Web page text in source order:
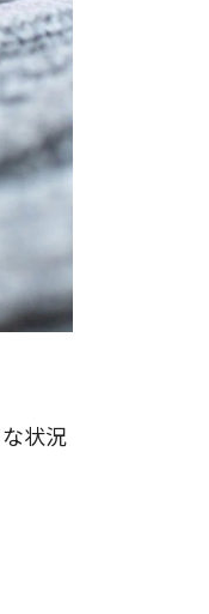
状況